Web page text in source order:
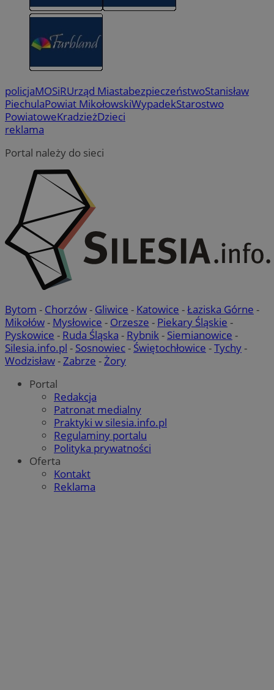
policjaMOSiRUrząd MiastabezpieczeństwoStanisław
PiechulaPowiat MikołowskiWypadekStarostwo
PowiatoweKradzieżDzieci
reklama
Portal należy do sieci
Bytom - Chorzów- Gliwice - Katowice -Łaziska Górne -
Mikołów- Mysłowice - Orzesze - Piekary Śląskie -
Pyskowice - Ruda Śląska - Rybnik- Siemianowice -
Silesia.info.pl - Sosnowiec- Świętochłowice -Tychy-
Wodzisław-Zabrze -Żory
Portal
Redakcja
Patronat medialny
Praktyki w silesia.info.pl
Regulaminy portalu
Polityka prywatności
Oferta
Kontakt
Reklama